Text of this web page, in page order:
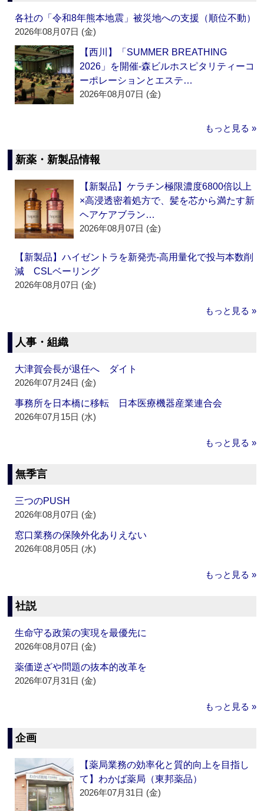
各社の「令和8年熊本地震」被災地への支援（順位不動）
2026年08月07日 (金)
【西川】「SUMMER BREATHING
2026」を開催‐森ビルホスピタリティーコ
ーポレーションとエステ…
2026年08月07日 (金)
もっと見る »
新薬・新製品情報
【新製品】ケラチン極限濃度6800倍以上
×高浸透密着処方で、髪を芯から満たす新
ヘアケアブラン…
2026年08月07日 (金)
【新製品】ハイゼントラを新発売‐高用量化で投与本数削
減 CSLベーリング
2026年08月07日 (金)
もっと見る »
人事・組織
大津賀会長が退任へ ダイト
2026年07月24日 (金)
事務所を日本橋に移転 日本医療機器産業連合会
2026年07月15日 (水)
もっと見る »
無季言
三つのPUSH
2026年08月07日 (金)
窓口業務の保険外化ありえない
2026年08月05日 (水)
もっと見る »
社説
生命守る政策の実現を最優先に
2026年08月07日 (金)
薬価逆ざや問題の抜本的改革を
2026年07月31日 (金)
もっと見る »
企画
【薬局業務の効率化と質的向上を目指し
て】わかば薬局（東邦薬品）
2026年07月31日 (金)